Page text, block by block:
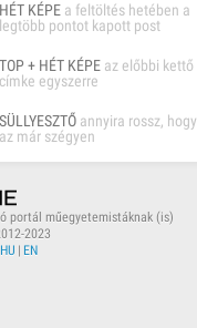
HÉT KÉPE a feltöltés hetében a
legtöbb pontot kapott post
TOP + HÉT KÉPE az előbbi kettő
címke egyszerre
SÜLLYESZTŐ annyira rossz, hogy
az már szégyen
portál műegyetemistáknak (is)
2023
HU | EN